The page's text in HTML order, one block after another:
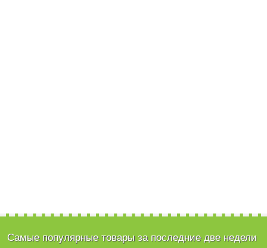
Самые популярные товары за последние две недели